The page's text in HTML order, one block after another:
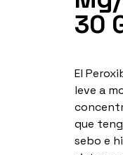
30
El
leve a
que
sebo e